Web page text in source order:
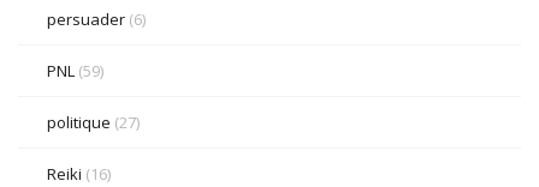
persuader (6)
PNL (59)
politique (27)
Reiki (16)